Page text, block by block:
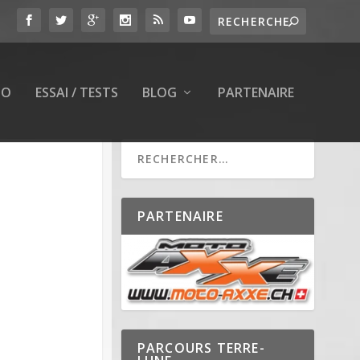
ESSAI / TESTS BLOG PARTENAIRE
PARTENAIRE
PARCOURS TERRE-